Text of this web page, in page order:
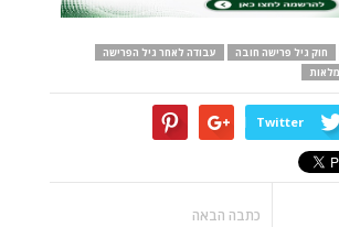
חוק גיל פרישה חובה
עבודה לאחר גיל הפרישה
Twitter
כתבה הבאה